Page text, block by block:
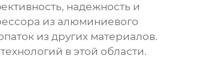
надежность и
из алюминиевого
из других материалов.
в этой области.